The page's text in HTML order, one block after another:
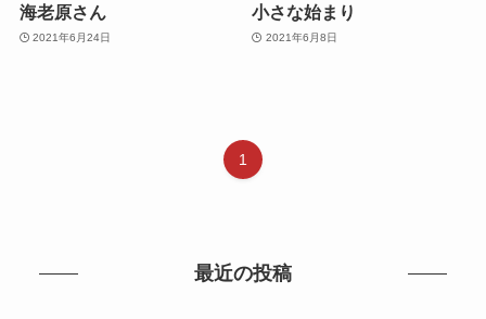
海老原さん
2021年6月24日
小さな始まり
2021年6月8日
1
最近の投稿